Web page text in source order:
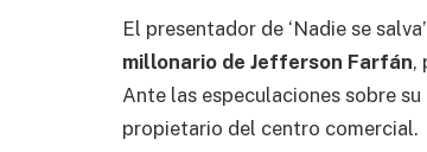
El presentador de ‘Nadie se salva’
millonario de Jefferson Farfán,
Ante las especulaciones sobre
propietario del centro comercial.